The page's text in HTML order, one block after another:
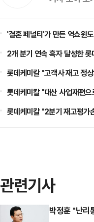
'결혼 페널티'가 만든 역쇼윈
2개 분기 연속 흑자 달성한
롯데케미칼 "고객사 재고 정
롯데케미칼 "대산 사업재편
롯데케미칼 "2분기 재고평
관련기사
박정훈 "난리